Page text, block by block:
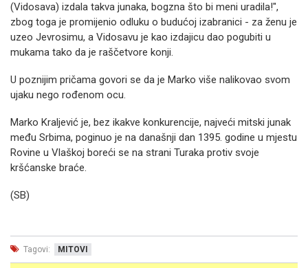
(Vidosava) izdala takva junaka, bogzna što bi meni uradila!",
zbog toga je promijenio odluku o budućoj izabranici - za ženu je
uzeo Jevrosimu, a Vidosavu je kao izdajicu dao pogubiti u
mukama tako da je raščetvore konji.
U poznijim pričama govori se da je Marko više nalikovao svom
ujaku nego rođenom ocu.
Marko Kraljević je, bez ikakve konkurencije, najveći mitski junak
među Srbima, poginuo je na današnji dan 1395. godine u mjestu
Rovine u Vlaškoj boreći se na strani Turaka protiv svoje
kršćanske braće.
(SB)
Tagovi: MITOVI